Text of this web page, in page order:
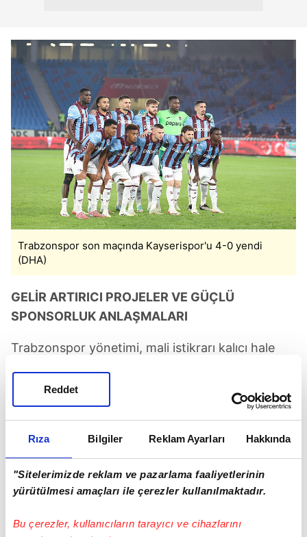
Rıza Bilgiler Reklam Ayarları Hakkında
"Sitelerimizde reklam ve pazarlama faaliyetlerinin
yürütülmesi amaçları ile çerezler kullanılmaktadır.
Bu çerezler, kullanıcıların tarayıcı ve cihazlarını
Reddet
Trabzonspor son maçında Kayserispor'u 4-0 yendi
(DHA)
GELİR ARTIRICI PROJELER VE GÜÇLÜ
SPONSORLUK ANLAŞMALARI
Trabzonspor yönetimi, mali istikrarı kalıcı hale
Son iki yılda stadyum sponsorluğu, forma
anlaşmaları ve yan ürün satışlarından elde edilen
gelirler ciddi şekilde arttı.
Ayrıca global markalarla yapılan iş birlikleri
kulübün hem marka değerini hem de döviz bazlı
gelir potansiyelini yükseltti. Sermaye artırımıyla
yatırımlarında etkin biçimde kullanıldı.